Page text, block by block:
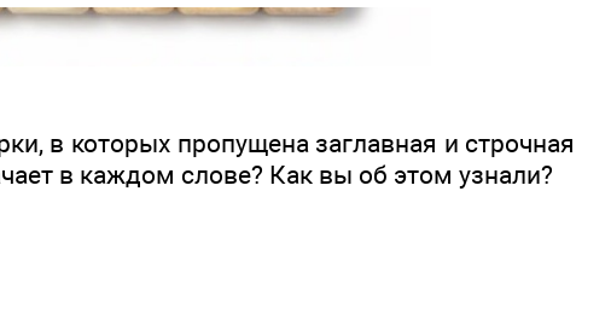
в которых пропущена заглавная и строчная
в каждом слове? Как вы об этом узнали?